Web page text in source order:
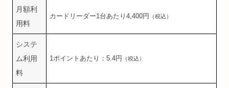
月額利
用料
カードリーダー1台あたり4,400円 （税込）
システ
ム利用
料
1ポイントあたり：5.4円 （税込）